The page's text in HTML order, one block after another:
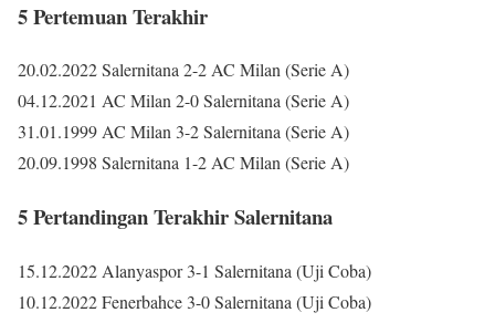
5 Pertemuan Terakhir
20.02.2022 Salernitana 2-2 AC Milan (Serie A)
04.12.2021 AC Milan 2-0 Salernitana (Serie A)
31.01.1999 AC Milan 3-2 Salernitana (Serie A)
20.09.1998 Salernitana 1-2 AC Milan (Serie A)
5 Pertandingan Terakhir Salernitana
15.12.2022 Alanyaspor 3-1 Salernitana (Uji Coba)
10.12.2022 Fenerbahce 3-0 Salernitana (Uji Coba)